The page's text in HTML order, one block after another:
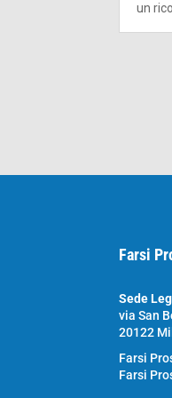
un
Farsi
Sede
via San
20122
Farsi
Farsi